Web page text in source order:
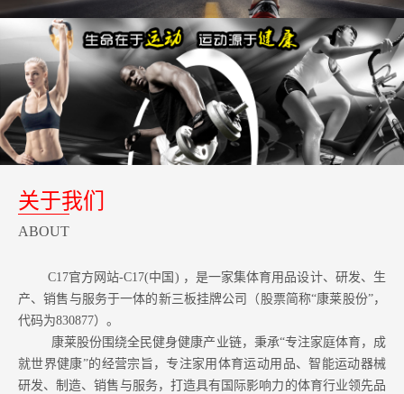
关于我们
ABOUT
C17官方网站-C17(中国) ，是一家集体育用品设计、研发、生
产、销售与服务于一体的新三板挂牌公司（股票简称“康莱股份”，
代码为830877）。
康莱股份围绕全民健身健康产业链，秉承“专注家庭体育，成
就世界健康”的经营宗旨，专注家用体育运动用品、智能运动器械
研发、制造、销售与服务，打造具有国际影响力的体育行业领先品